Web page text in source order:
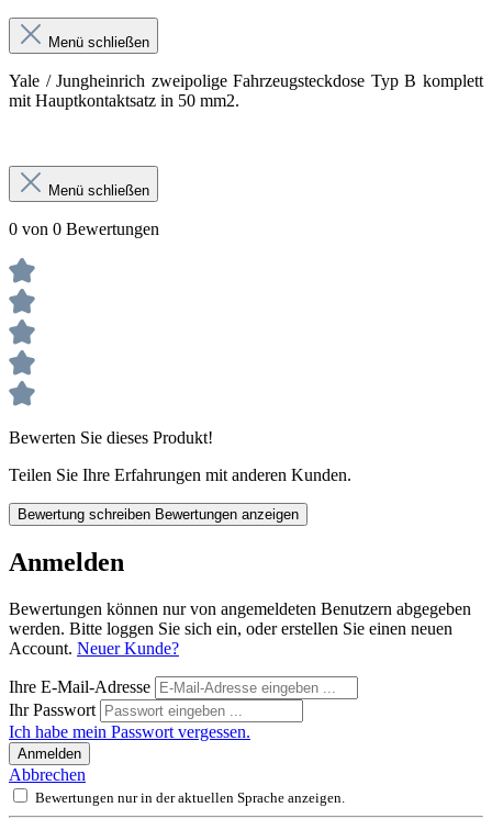
Menü schließen
Yale / Jungheinrich zweipolige Fahrzeugsteckdose Typ B komplett
mit Hauptkontaktsatz in 50 mm2.
Menü schließen
0 von 0 Bewertungen
Bewerten Sie dieses Produkt!
Teilen Sie Ihre Erfahrungen mit anderen Kunden.
Bewertung schreiben Bewertungen anzeigen
Anmelden
Bewertungen können nur von angemeldeten Benutzern abgegeben
werden. Bitte loggen Sie sich ein, oder erstellen Sie einen neuen
Account. Neuer Kunde?
Ihre E-Mail-Adresse
Ihr Passwort
Ich habe mein Passwort vergessen.
Anmelden
Abbrechen
Bewertungen nur in der aktuellen Sprache anzeigen.